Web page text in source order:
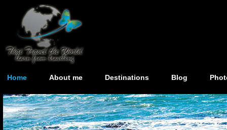
Home About me Destinations Blog